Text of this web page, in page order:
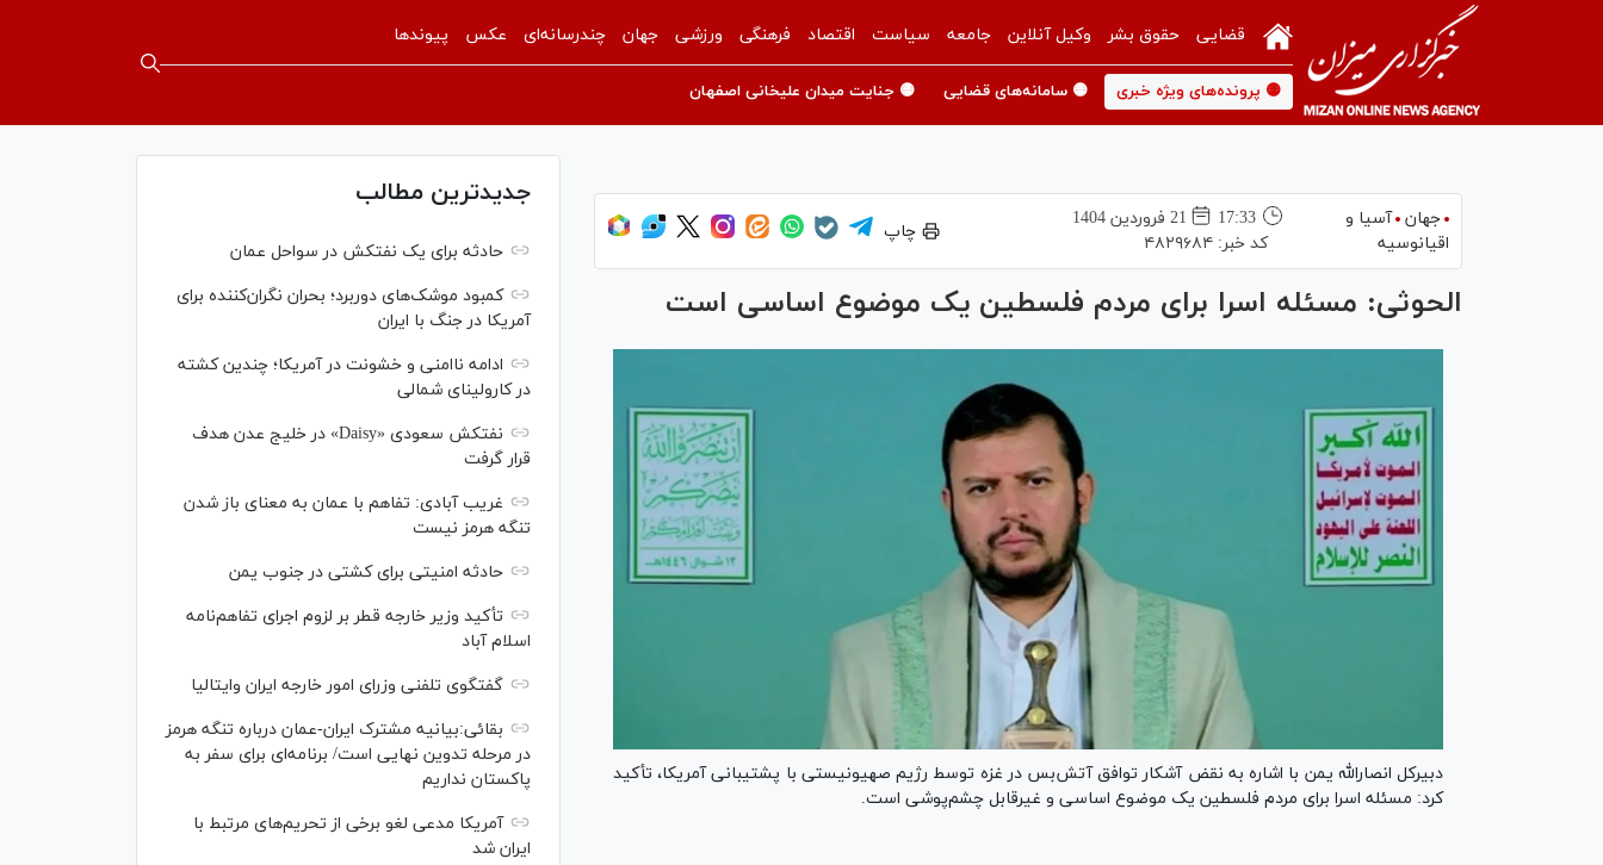
قضایی حقوق بشر وکیل آنلاین جامعه سیاست اقتصاد فرهنگی ورزشی جهان چندرسانه‌ای عکس پیوندها
🟡 پرونده‌های ویژه خبری 🟡 سامانه‌های قضایی 🟡 جنایت میدان علیخانی اصفهان
جهان آسیا و
اقیانوسیه
17:33
21 فروردين 1404
کد خبر: ۴۸۲۹۶۸۴
چاپ
الحوثی: مسئله اسرا برای مردم فلسطین یک موضوع اساسی است
دبیرکل انصارالله یمن با اشاره به نقض آشکار توافق آتش‌بس در غزه توسط رژیم صهیونیستی با پشتیبانی آمریکا، تأکید
کرد: مسئله اسرا برای مردم فلسطین یک موضوع اساسی و غیرقابل چشم‌پوشی است.
جدیدترین مطالب
حادثه برای یک نفتکش در سواحل عمان
کمبود موشک‌های دوربرد؛ بحران نگران‌کننده برای
آمریکا در جنگ با ایران
ادامه ناامنی و خشونت در آمریکا؛ چندین کشته
در کارولینای شمالی
نفتکش سعودی «Daisy» در خلیج عدن هدف
قرار گرفت
غریب آبادی: تفاهم با عمان به معنای باز شدن
تنگه هرمز نیست
حادثه امنیتی برای کشتی در جنوب یمن
تأکید وزیر خارجه قطر بر لزوم اجرای تفاهم‌نامه
اسلام آباد
گفتگوی تلفنی وزرای امور خارجه ایران وایتالیا
بقائی:بیانیه مشترک ایران-عمان درباره تنگه هرمز
در مرحله تدوین نهایی است/ برنامه‌ای برای سفر به
پاکستان نداریم
آمریکا مدعی لغو برخی از تحریم‌های مرتبط با
ایران شد